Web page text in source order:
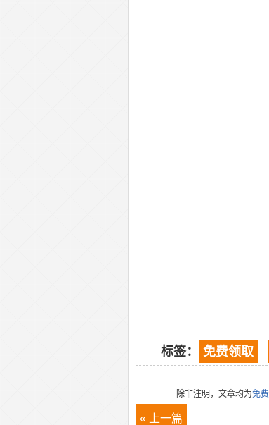
标签： 免费领取
除非注明，文章均为免
« 上一篇